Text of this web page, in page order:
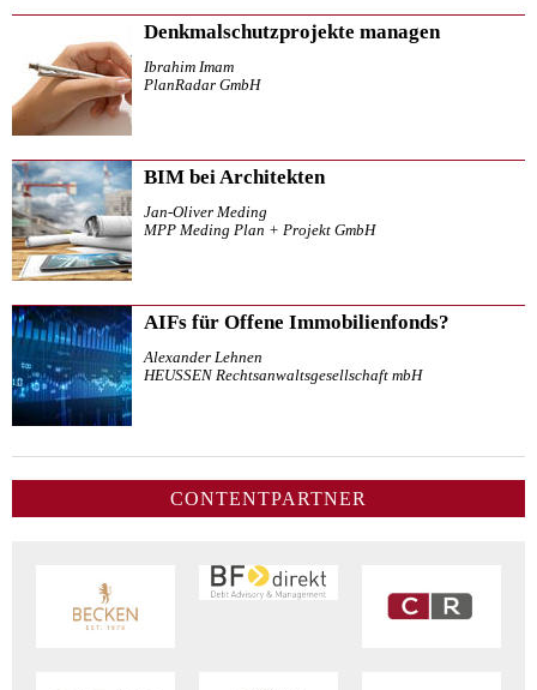
Denkmalschutzprojekte managen
Ibrahim Imam
PlanRadar GmbH
BIM bei Architekten
Jan-Oliver Meding
MPP Meding Plan + Projekt GmbH
AIFs für Offene Immobilienfonds?
Alexander Lehnen
HEUSSEN Rechtsanwaltsgesellschaft mbH
CONTENTPARTNER